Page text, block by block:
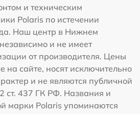
и техническим
Polaris по истечении
Наш центр в Нижнем
и не имеет
от производителя. Цены
на сайте, носят исключительно
и не являются публичной
ст. 437 ГК РФ. Названия и
марки Polaris упоминаются